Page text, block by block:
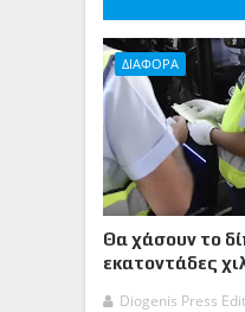
ΔΙΑΦΟΡΑ
Θα χάσουν το
εκατοντάδες
Diogenis Press